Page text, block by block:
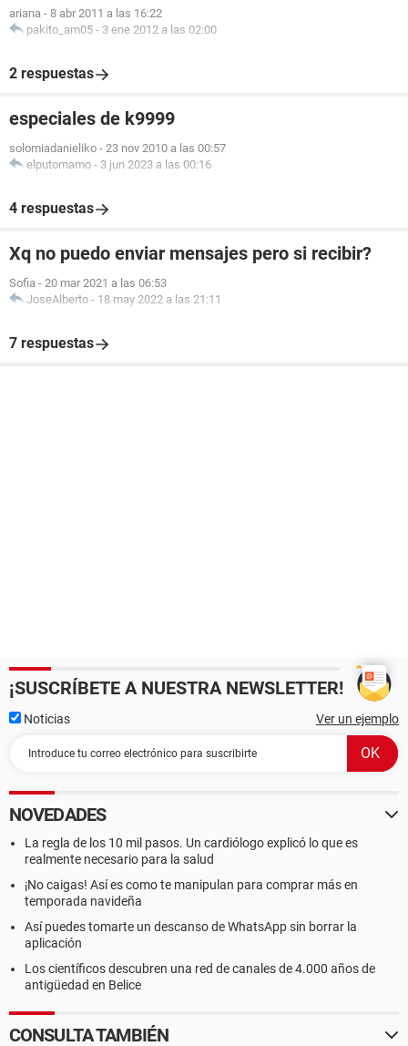
ariana - 8 abr 2011 a las 16:22
pakito_am05 - 3 ene 2012 a las 02:00
2 respuestas
especiales de k9999
solomiadanieliko - 23 nov 2010 a las 00:57
elputomamo - 3 jun 2023 a las 00:16
4 respuestas
Xq no puedo enviar mensajes pero si recibir?
Sofia - 20 mar 2021 a las 06:53
JoseAlberto - 18 may 2022 a las 21:11
7 respuestas
¡SUSCRÍBETE A NUESTRA NEWSLETTER!
Noticias Ver un ejemplo
NOVEDADES
La regla de los 10 mil pasos. Un cardiólogo explicó lo que es
realmente necesario para la salud
¡No caigas! Así es como te manipulan para comprar más en
temporada navideña
Así puedes tomarte un descanso de WhatsApp sin borrar la
aplicación
Los científicos descubren una red de canales de 4.000 años de
antigüedad en Belice
CONSULTA TAMBIÉN